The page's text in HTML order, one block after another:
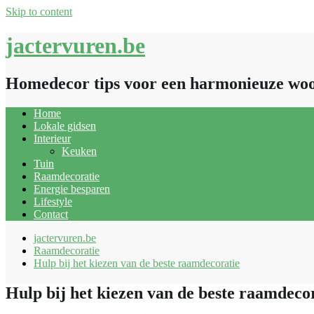
Skip to content
jactervuren.be
Homedecor tips voor een harmonieuze
Home
Lokale gidsen
Interieur
Keuken
Tuin
Raamdecoratie
Energie besparen
Lifestyle
Contact
jactervuren.be
Raamdecoratie
Hulp bij het kiezen van de beste raamdecoratie
Hulp bij het kiezen van de beste